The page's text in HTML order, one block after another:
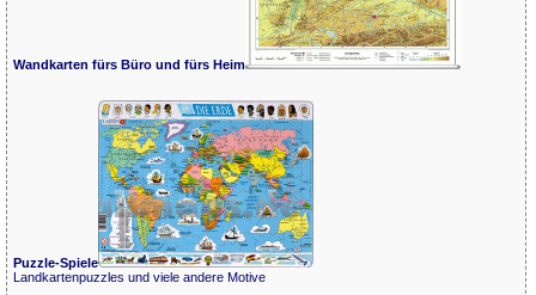
Wandkarten fürs Büro und fürs Heim
Puzzle-Spiele
Landkartenpuzzles und viele andere Motive